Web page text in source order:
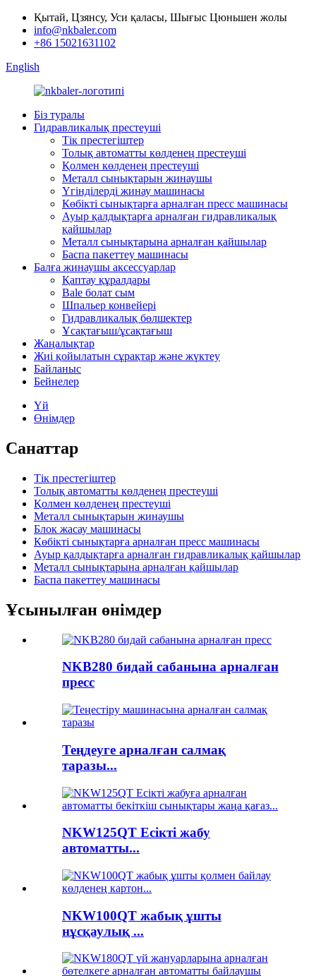
Қытай, Цзянсу, Уси қаласы, Шығыс Цюньшен жолы
info@nkbaler.com
+86 15021631102
English
Біз туралы
Гидравликалық престеуші
Тік престегіштер
Толық автоматты көлденең престеуші
Қолмен көлденең престеуші
Металл сынықтарын жинаушы
Үгінділерді жинау машинасы
Көбікті сынықтарға арналған пресс машинасы
Ауыр қалдықтарға арналған гидравликалық
қайшылар
Металл сынықтарына арналған қайшылар
Баспа пакеттеу машинасы
Балға жинаушы аксессуарлар
Қаптау құралдары
Bale болат сым
Шпальер конвейері
Гидравликалық бөлшектер
Ұсақтағыш/ұсақтағыш
Жаңалықтар
Жиі қойылатын сұрақтар және жүктеу
Байланыс
Бейнелер
Үй
Өнімдер
Санаттар
Тік престегіштер
Толық автоматты көлденең престеуші
Қолмен көлденең престеуші
Металл сынықтарын жинаушы
Блок жасау машинасы
Көбікті сынықтарға арналған пресс машинасы
Ауыр қалдықтарға арналған гидравликалық қайшылар
Металл сынықтарына арналған қайшылар
Баспа пакеттеу машинасы
Ұсынылған өнімдер
NKB280 бидай сабанына арналған
пресс
Теңдеуге арналған салмақ
таразы...
NKW125QT Есікті жабу
автоматты...
NKW100QT жабық ұшты
нұсқаулық ...